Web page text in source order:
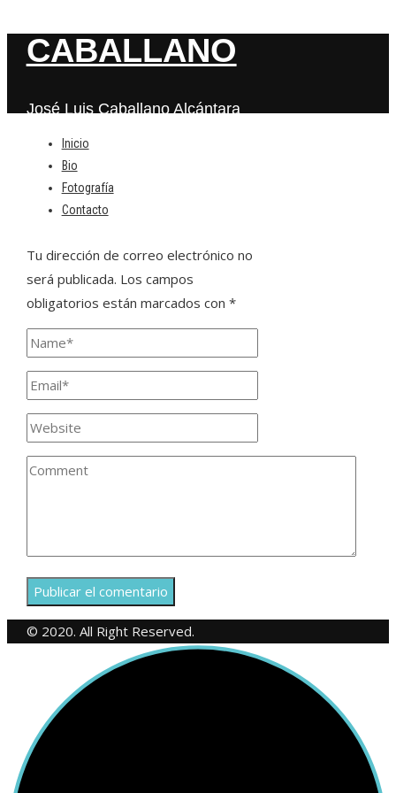
CABALLANO
José Luis Caballano Alcántara
Inicio
Bio
Fotografía
Contacto
Deja una respuesta
Tu dirección de correo electrónico no
será publicada. Los campos
obligatorios están marcados con *
© 2020. All Right Reserved.